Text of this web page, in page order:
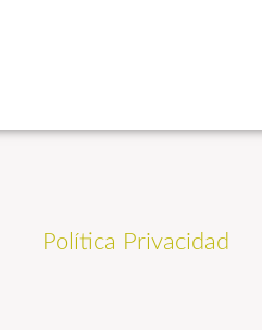
Política Privacidad